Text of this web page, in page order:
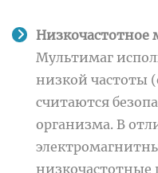
Низкочастотное
Мультимаг
низкой частоты
считаются
организма. В
низкочастотные